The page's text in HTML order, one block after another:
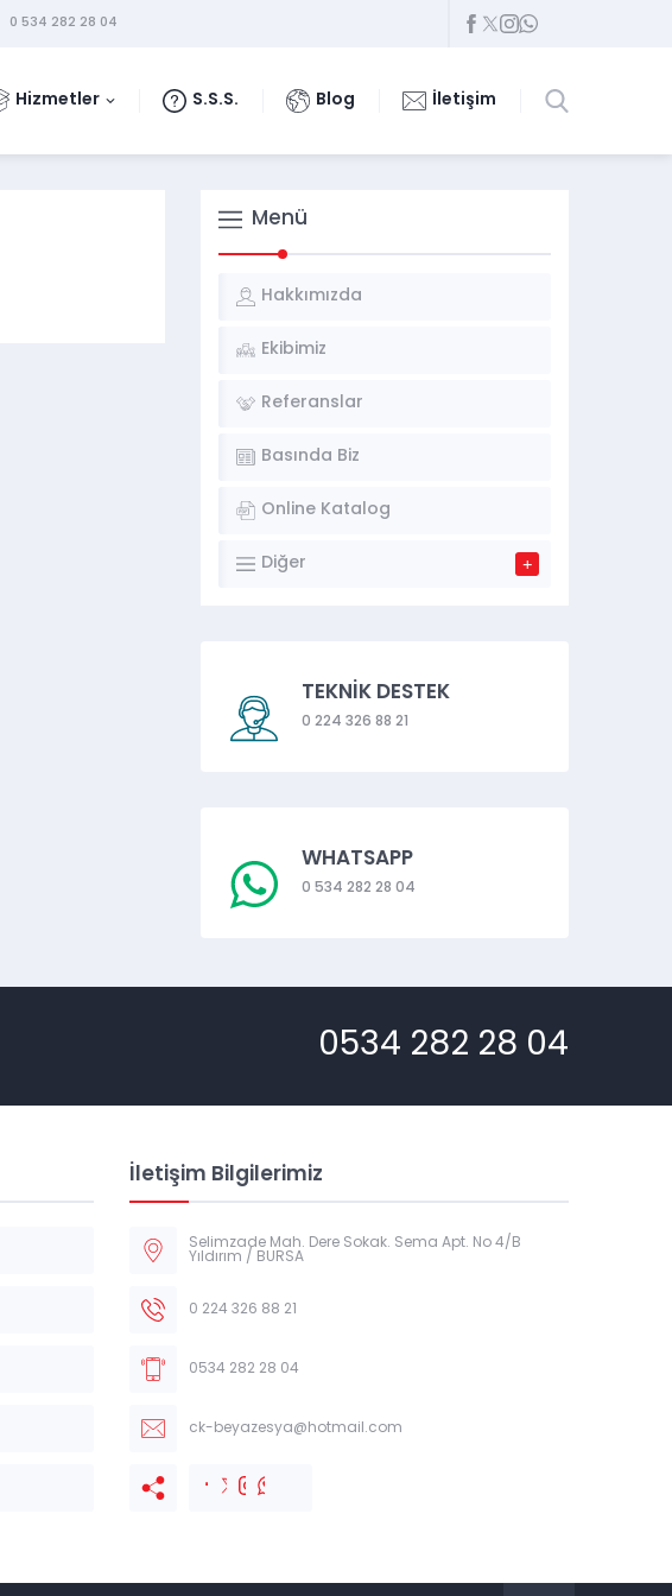
0 534 282 28 04
Hizmetler S.S.S. Blog İletişim
Menü
Hakkımızda
Ekibimiz
Referanslar
Basında Biz
Online Katalog
Diğer
TEKNİK DESTEK
0 224 326 88 21
WHATSAPP
0 534 282 28 04
0534 282 28 04
İletişim Bilgilerimiz
Selimzade Mah. Dere Sokak. Sema Apt. No 4/B
Yıldırım / BURSA
0 224 326 88 21
0534 282 28 04
ck-beyazesya@hotmail.com